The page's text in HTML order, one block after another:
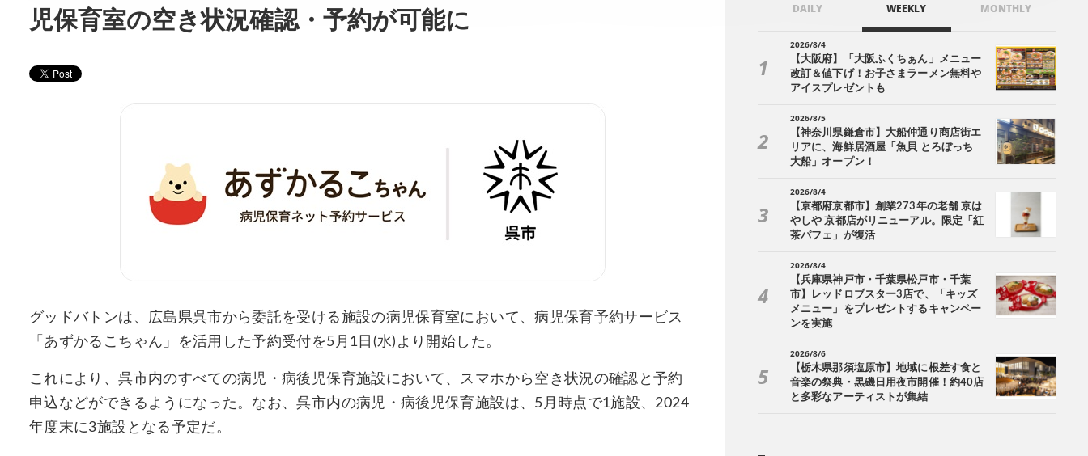
児保育室の空き状況確認・予約が可能に
グッドバトンは、広島県呉市から委託を受ける施設の病児保育室において、病児保育予約サービス
「あずかるこちゃん」を活用した予約受付を5月1日(水)より開始した。
これにより、呉市内のすべての病児・病後児保育施設において、スマホから空き状況の確認と予約
申込などができるようになった。なお、呉市内の病児・病後児保育施設は、5月時点で1施設、2024
年度末に3施設となる予定だ。
DAILY WEEKLY MONTHLY
2026/8/4
【大阪府】「大阪ふくちぁん」メニュー
改訂＆値下げ！お子さまラーメン無料や
アイスプレゼントも
2026/8/5
【神奈川県鎌倉市】大船仲通り商店街エ
リアに、海鮮居酒屋「魚貝 とろぼっち
大船」オープン！
2026/8/4
【京都府京都市】創業273年の老舗 京は
やしや 京都店がリニューアル。限定「紅
茶パフェ」が復活
2026/8/4
【兵庫県神戸市・千葉県松戸市・千葉
市】レッドロブスター3店で、「キッズ
メニュー」をプレゼントするキャンペー
ンを実施
2026/8/6
【栃木県那須塩原市】地域に根差す食と
音楽の祭典・黒磯日用夜市開催！約40店
と多彩なアーティストが集結